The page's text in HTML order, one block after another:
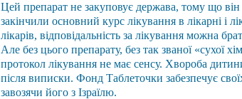
Цей препарат не закуповує держава, тому що він
закінчили основний курс лікування в лікарні і
лікарів, відповідальність за лікування можна
Але без цього препарату, без так званої «сухої
протокол лікування не має сенсу. Хвороба
після виписки. Фонд Таблеточки забезпечує
завозячи його з Ізраїлю.